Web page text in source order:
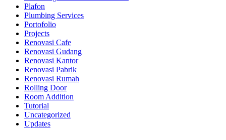
Plafon
Plumbing Services
Portofolio
Projects
Renovasi Cafe
Renovasi Gudang
Renovasi Kantor
Renovasi Pabrik
Renovasi Rumah
Rolling Door
Room Addition
Tutorial
Uncategorized
Updates